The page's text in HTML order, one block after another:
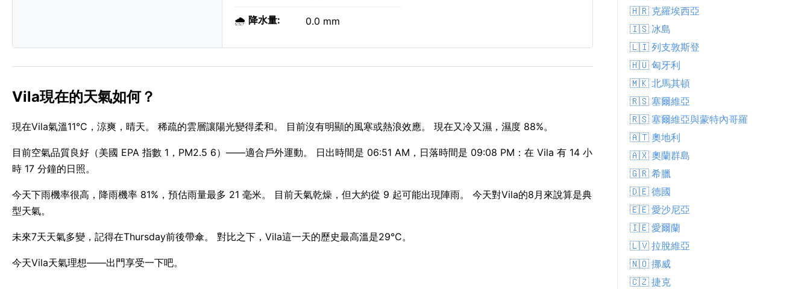
🌧️ 降水量: 0.0 mm
Vila現在的天氣如何？
現在Vila氣溫11°C，涼爽，晴天。 稀疏的雲層讓陽光變得柔和。 目前沒有明顯的風寒或熱浪效應。 現在又冷又濕，濕度 88%。
目前空氣品質良好（美國 EPA 指數 1，PM2.5 6）——適合戶外運動。 日出時間是 06:51 AM，日落時間是 09:08 PM：在 Vila 有 14 小
時 17 分鐘的日照。
今天下雨機率很高，降雨機率 81%，預估雨量最多 21 毫米。 目前天氣乾燥，但大約從 9 起可能出現陣雨。 今天對Vila的8月來說算是典
型天氣。
未來7天天氣多變，記得在Thursday前後帶傘。 對比之下，Vila這一天的歷史最高溫是29°C。
今天Vila天氣理想——出門享受一下吧。
🇭🇷 克羅埃西亞
🇮🇸 冰島
🇱🇮 列支敦斯登
🇭🇺 匈牙利
🇲🇰 北馬其頓
🇷🇸 塞爾維亞
🇷🇸 塞爾維亞與蒙特內哥羅
🇦🇹 奧地利
🇦🇽 奧蘭群島
🇬🇷 希臘
🇩🇪 德國
🇪🇪 愛沙尼亞
🇮🇪 愛爾蘭
🇱🇻 拉脫維亞
🇳🇴 挪威
🇨🇿 捷克